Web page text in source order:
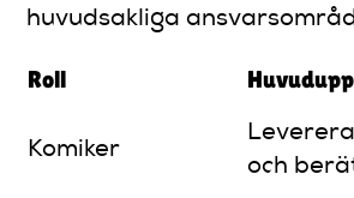
huvudsakliga
Roll
Komiker
och